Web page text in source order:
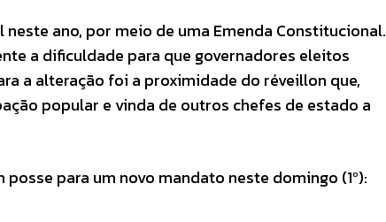
ano, por meio de uma Emenda Constitucional.
a dificuldade para que governadores eleitos
a alteração foi a proximidade do réveillon que,
popular e vinda de outros chefes de estado a
para um novo mandato neste domingo (1º):